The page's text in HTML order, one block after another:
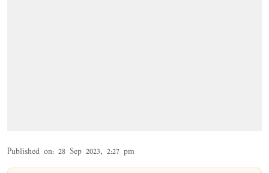
Published on: 28 Sep 2023, 2:27 pm